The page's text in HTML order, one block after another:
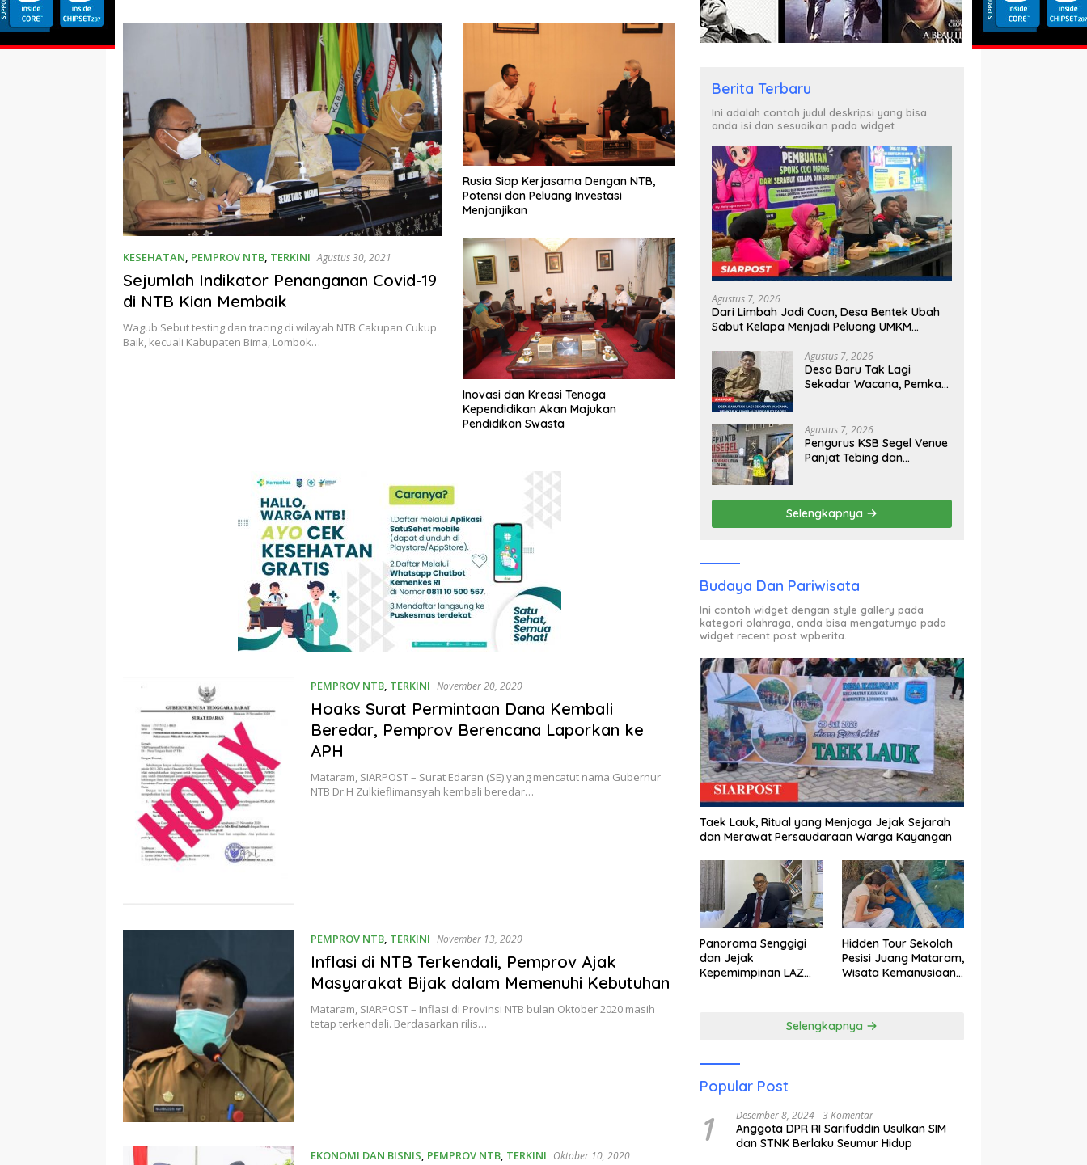
Bantuan Tak Kunjung Tuntas
KESEHATAN, PEMPROV NTB, TERKINI Agustus 30, 2021
Sejumlah Indikator Penanganan Covid-19
di NTB Kian Membaik
Wagub Sebut testing dan tracing di wilayah NTB Cakupan Cukup
Baik, kecuali Kabupaten Bima, Lombok…
Rusia Siap Kerjasama Dengan NTB,
Potensi dan Peluang Investasi
Menjanjikan
Inovasi dan Kreasi Tenaga
Kependidikan Akan Majukan
Pendidikan Swasta
PEMPROV NTB, TERKINI November 20, 2020
Hoaks Surat Permintaan Dana Kembali
Beredar, Pemprov Berencana Laporkan ke
APH
Mataram, SIARPOST – Surat Edaran (SE) yang mencatut nama Gubernur
NTB Dr.H Zulkieflimansyah kembali beredar…
PEMPROV NTB, TERKINI November 13, 2020
Inflasi di NTB Terkendali, Pemprov Ajak
Masyarakat Bijak dalam Memenuhi Kebutuhan
Mataram, SIARPOST – Inflasi di Provinsi NTB bulan Oktober 2020 masih
tetap terkendali. Berdasarkan rilis…
EKONOMI DAN BISNIS, PEMPROV NTB, TERKINI Oktober 10, 2020
Berita Terbaru
Ini adalah contoh judul deskripsi yang bisa
anda isi dan sesuaikan pada widget
Agustus 7, 2026
Dari Limbah Jadi Cuan, Desa Bentek Ubah
Sabut Kelapa Menjadi Peluang UMKM
Agustus 7, 2026
Desa Baru Tak Lagi
Sekadar Wacana, Pemkab
Agustus 7, 2026
Pengurus KSB Segel Venue
Panjat Tebing dan
Beralih Ke Dompu
Selengkapnya
Budaya Dan Pariwisata
Ini contoh widget dengan style gallery pada
kategori olahraga, anda bisa mengaturnya pada
widget recent post wpberita.
Taek Lauk, Ritual yang Menjaga Jejak Sejarah
dan Merawat Persaudaraan Warga Kayangan
Panorama Senggigi
dan Jejak
Kepemimpinan LAZ
Hidden Tour Sekolah
Pesisi Juang Mataram,
Wisata Kemanusiaan
Selengkapnya
Popular Post
1 Desember 8, 2024 3 Komentar
Anggota DPR RI Sarifuddin Usulkan SIM
dan STNK Berlaku Seumur Hidup